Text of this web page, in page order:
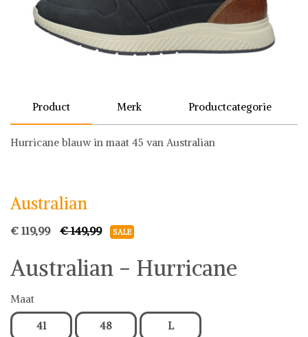
Product Merk Productcategorie
Hurricane blauw in maat 45 van Australian
Australian
€ 119,99 € 149,99 SALE
Australian - Hurricane
Maat
41 48 L